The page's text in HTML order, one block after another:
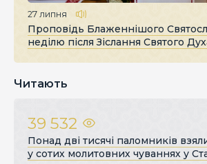
27 липня
Проповідь Блаженнішого
неділю після Зіслання Святого
Читають
39 532
Понад дві тисячі паломників
у сотих молитовних чуваннях у